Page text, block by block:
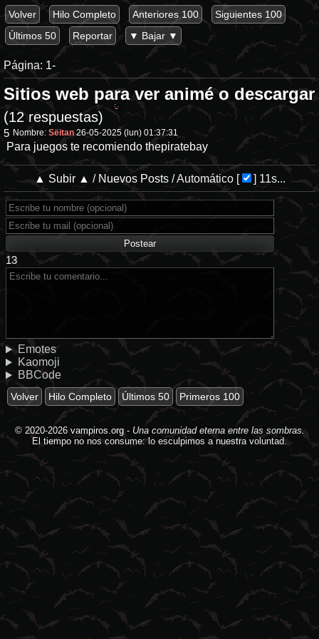
Volver Hilo Completo Anteriores 100
Siguientes 100
Últimos 50
Reportar ▼ Bajar ▼
Página: 1-
Sitios web para ver animé o descargar
(12 respuestas)
5 Nombre:Sëitan 26-05-2025 (lun) 01:37:31
Para juegos te recomiendo thepiratebay
▲ Subir ▲ / Nuevos Posts/Automático[ ] 11s...
13
Emotes
Kaomoji
BBCode
Volver Hilo Completo Últimos 50 Primeros 100
© 2020-2026 vampiros.org- Una comunidad eterna entre las sombras.
El tiempo no nos consume: lo esculpimos a nuestra voluntad.